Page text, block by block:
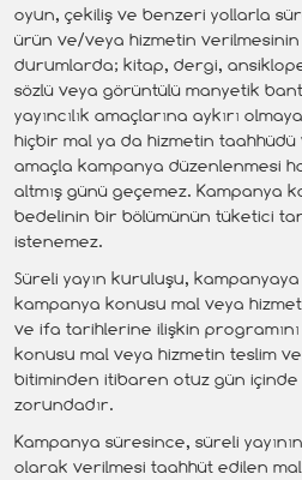
oyun, çekiliş ve benzeri yollarla
ürün ve/veya hizmetin
durumlarda; kitap, dergi,
sözlü veya görüntülü manyetik
yayıncılık amaçlarına aykırı
hiçbir mal ya da hizmetin taahhüdü
amaçla kampanya düzenlenmesi
altmış günü geçemez. Kampanya
bedelinin bir bölümünün tüketici
istenemez.
Süreli yayın kuruluşu,
kampanya konusu mal veya
ve ifa tarihlerine ilişkin
konusu mal veya hizmetin teslim ve
bitiminden itibaren otuz gün
zorundadır.
Kampanya süresince, süreli
olarak verilmesi taahhüt edilen mal